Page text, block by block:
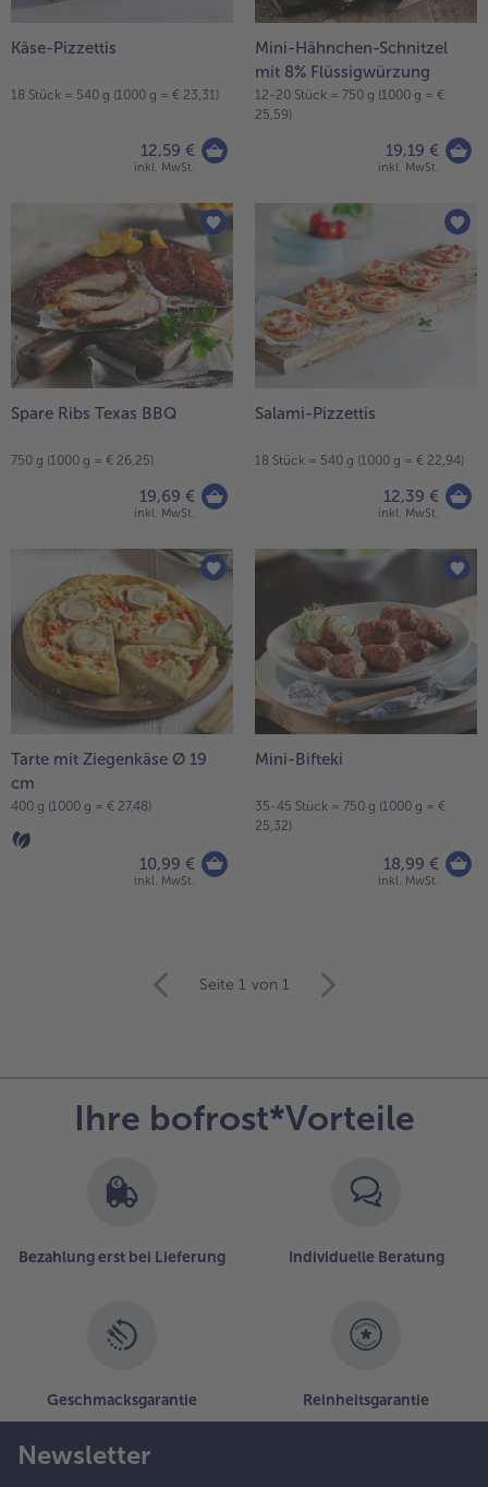
Käse-Pizzettis
18 Stück = 540 g (1000 g = € 23,31)
12,59 €
inkl. MwSt.
Mini-Hähnchen-Schnitzel
mit 8% Flüssigwürzung
12-20 Stück = 750 g (1000 g = €
25,59)
19,19 €
inkl. MwSt.
Spare Ribs Texas BBQ
750 g (1000 g = € 26,25)
19,69 €
inkl. MwSt.
Salami-Pizzettis
18 Stück = 540 g (1000 g = € 22,94)
12,39 €
inkl. MwSt.
Tarte mit Ziegenkäse Ø 19
cm
400 g (1000 g = € 27,48)
10,99 €
inkl. MwSt.
Mini-Bifteki
35-45 Stück = 750 g (1000 g = €
25,32)
18,99 €
inkl. MwSt.
Es
befinden
Seite 1 von 1
Ihre bofrost*Vorteile
Bezahlung erst bei Lieferung Individuelle Beratung
Geschmacksgarantie Reinheitsgarantie
Newsletter